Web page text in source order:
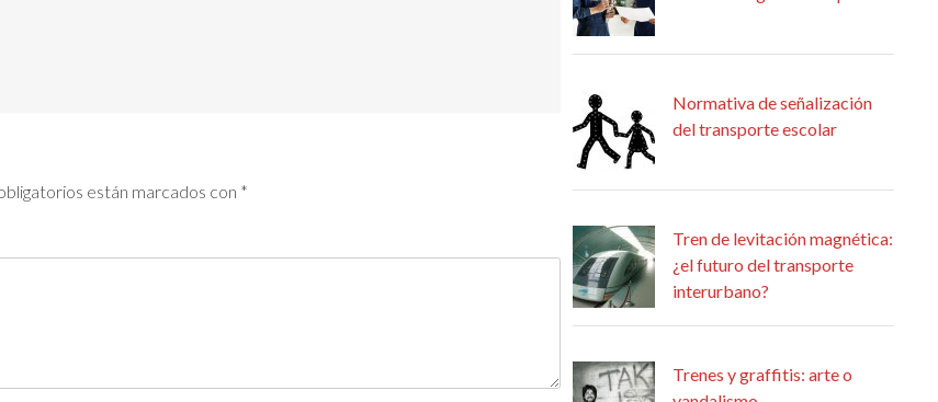
están marcados con *
Normativa de señalización
del transporte escolar
Tren de levitación magnética:
¿el futuro del transporte
interurbano?
Trenes y graffitis: arte o